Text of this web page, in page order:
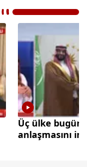
Üç ülke bugün
anlaşmasını